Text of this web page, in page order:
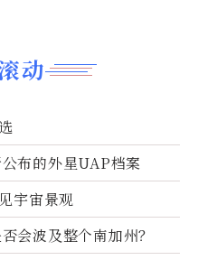
动
布的外星UAP档案
宇宙景观
会波及整个南加州？